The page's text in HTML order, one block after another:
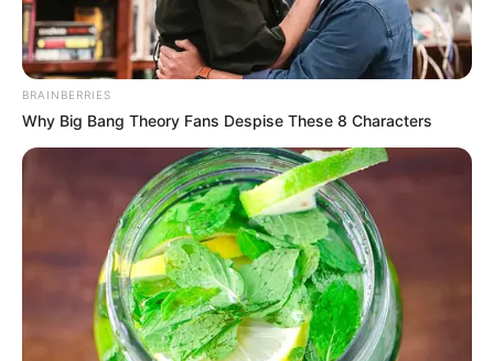
BRAINBERRIES
Why Big Bang Theory Fans Despise These 8 Characters